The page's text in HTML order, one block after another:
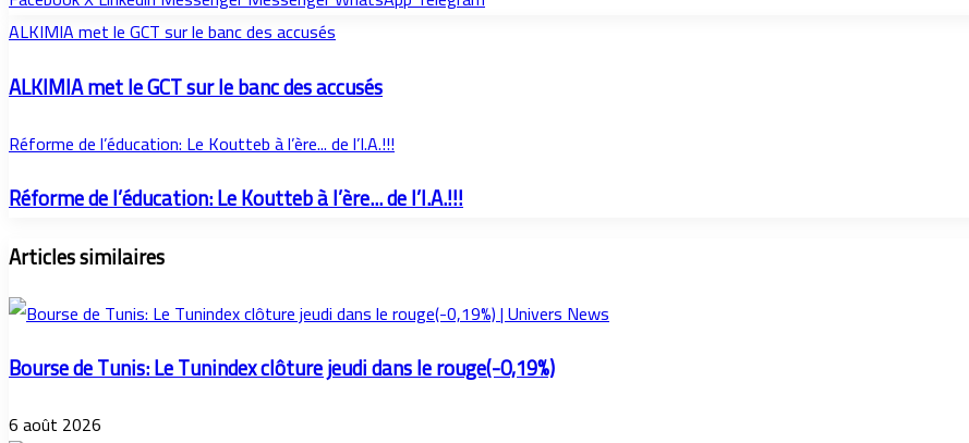
ALKIMIA met le GCT sur le banc des accusés
ALKIMIA met le GCT sur le banc des accusés
Réforme de l’éducation: Le Koutteb à l’ère... de l’I.A.!!!
Réforme de l’éducation: Le Koutteb à l’ère... de l’I.A.!!!
Articles similaires
Bourse de Tunis: Le Tunindex clôture jeudi dans le rouge(-0,19%)
6 août 2026